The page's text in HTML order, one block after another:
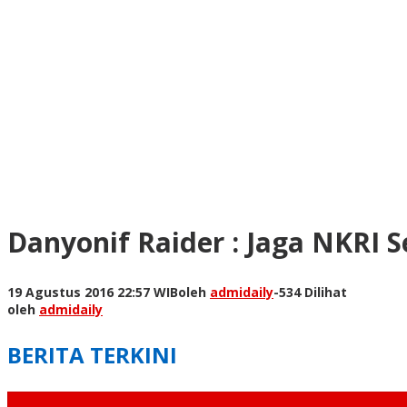
Danyonif Raider : Jaga NKRI
19 Agustus 2016 22:57 WIBoleh admidaily-534 Dilihat
oleh admidaily
BERITA TERKINI